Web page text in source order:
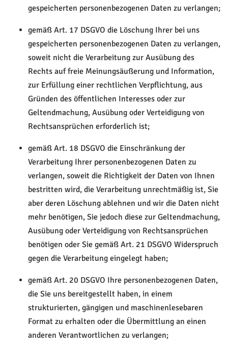
gespeicherten personenbezogenen Daten zu verlangen;
gemäß Art. 17 DSGVO die Löschung Ihrer bei uns
gespeicherten personenbezogenen Daten zu verlangen,
soweit nicht die Verarbeitung zur Ausübung des
Rechts auf freie Meinungsäußerung und Information,
zur Erfüllung einer rechtlichen Verpflichtung, aus
Gründen des öffentlichen Interesses oder zur
Geltendmachung, Ausübung oder Verteidigung von
Rechtsansprüchen erforderlich ist;
gemäß Art. 18 DSGVO die Einschränkung der
Verarbeitung Ihrer personenbezogenen Daten zu
verlangen, soweit die Richtigkeit der Daten von Ihnen
bestritten wird, die Verarbeitung unrechtmäßig ist, Sie
aber deren Löschung ablehnen und wir die Daten nicht
mehr benötigen, Sie jedoch diese zur Geltendmachung,
Ausübung oder Verteidigung von Rechtsansprüchen
benötigen oder Sie gemäß Art. 21 DSGVO Widerspruch
gegen die Verarbeitung eingelegt haben;
gemäß Art. 20 DSGVO Ihre personenbezogenen Daten,
die Sie uns bereitgestellt haben, in einem
strukturierten, gängigen und maschinenlesebaren
Format zu erhalten oder die Übermittlung an einen
anderen Verantwortlichen zu verlangen;